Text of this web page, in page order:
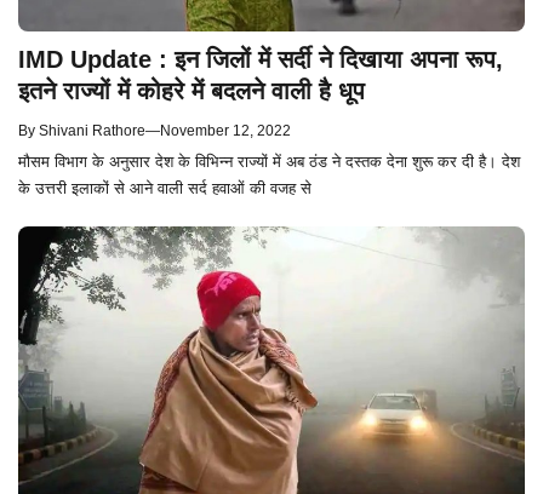
IMD Update : इन जिलों में सर्दी ने दिखाया अपना रूप,
इतने राज्यों में कोहरे में बदलने वाली है धूप
By Shivani Rathore—November 12, 2022
मौसम विभाग के अनुसार देश के विभिन्न राज्यों में अब ठंड ने दस्तक देना शुरू कर दी है। देश
के उत्तरी इलाकों से आने वाली सर्द हवाओं की वजह से